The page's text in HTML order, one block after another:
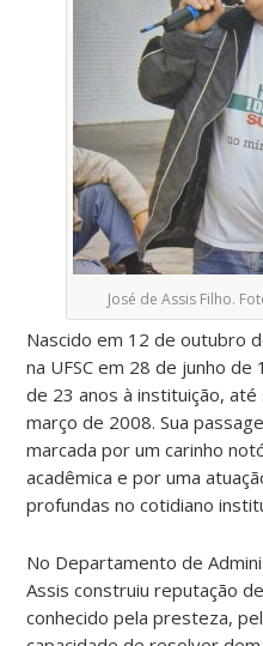
José de Assis Filho.
Nascido em 12 de outubro
na UFSC em 28 de junho
de 23 anos à instituição,
março de 2008. Sua
marcada por um carinho
acadêmica e por uma
profundas no cotidiano
No Departamento de
Assis construiu reputação
conhecido pela presteza,